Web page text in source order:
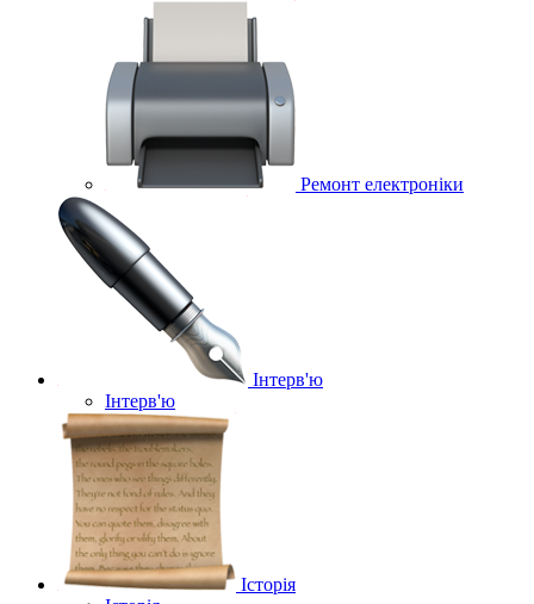
Ремонт електроніки
Інтерв'ю
Інтерв'ю
Історія